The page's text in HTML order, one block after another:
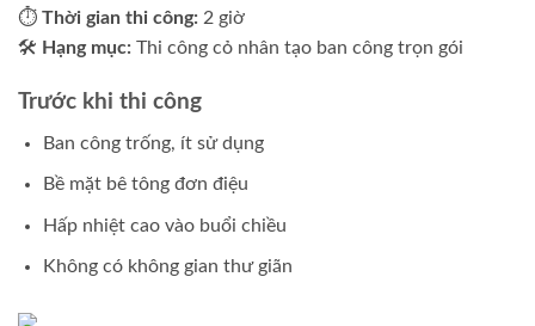
⏱ Thời gian thi công: 2 giờ
🛠 Hạng mục: Thi công cỏ nhân tạo ban công trọn gói
Trước khi thi công
Ban công trống, ít sử dụng
Bề mặt bê tông đơn điệu
Hấp nhiệt cao vào buổi chiều
Không có không gian thư giãn